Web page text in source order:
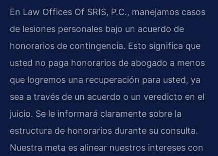
En Law Offices Of SRIS, P.C., manejamos casos
de lesiones personales bajo un acuerdo de
honorarios de contingencia. Esto significa que
usted no paga honorarios de abogado a menos
que logremos una recuperación para usted, ya
sea a través de un acuerdo o un veredicto en el
juicio. Se le informará claramente sobre la
estructura de honorarios durante su consulta.
Nuestra meta es alinear nuestros intereses con